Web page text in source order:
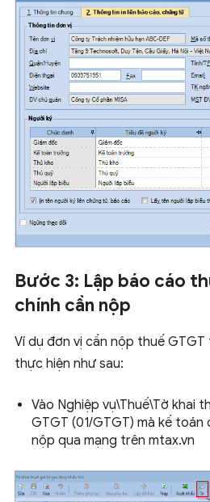
Bước 3: Lập báo cáo
chính cần nộp
Ví dụ đơn vị cần nộp thuế
thực hiện như sau:
Vào Nghiệp vụ\Thuế\Tờ khai
GTGT (01/GTGT) mà kế
nộp qua mạng trên mtax.vn